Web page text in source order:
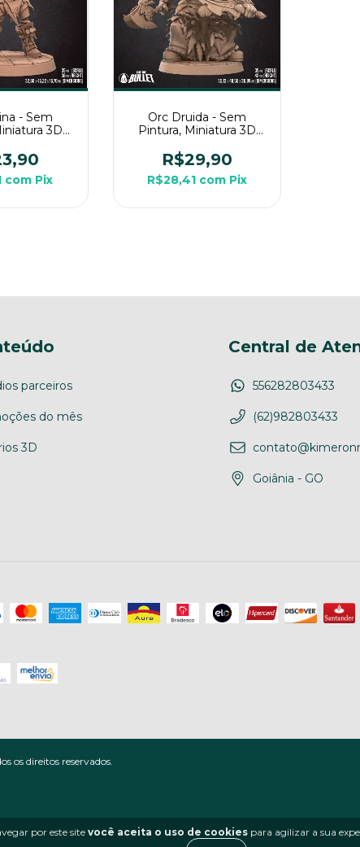
por este site você aceita o uso de cookiespara agilizar a sua
- Sem
3D
com Pix
Orc Druida - Sem
Pintura, Miniatura 3D
Mesa
R$29,90
R$28,41 com Pix
parceiros
do mês
3D
Central de
556282803433
(62)982803433
Goiânia - GO
os direitos reservados.